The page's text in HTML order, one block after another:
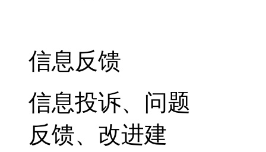
信息反馈
信息投诉、问题
反馈、改进建